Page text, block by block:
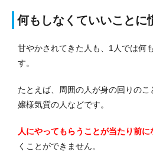
何もしなくていいことに
甘やかされてきた人も、1人では何
す。
たとえば、周囲の人が身の回りの
嬢様気質の人などです。
人にやってもらうことが当たり前に
くことができません。